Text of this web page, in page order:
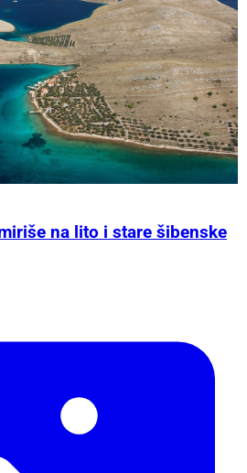
na lito i stare šibenske